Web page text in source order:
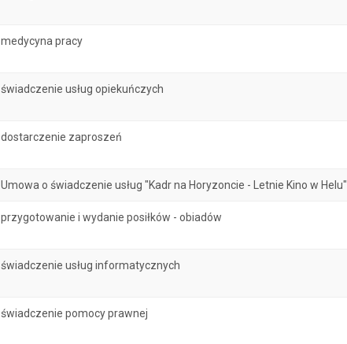
medycyna pracy
świadczenie usług opiekuńczych
dostarczenie zaproszeń
Umowa o świadczenie usług "Kadr na Horyzoncie - Letnie Kino w Helu"
przygotowanie i wydanie posiłków - obiadów
świadczenie usług informatycznych
świadczenie pomocy prawnej